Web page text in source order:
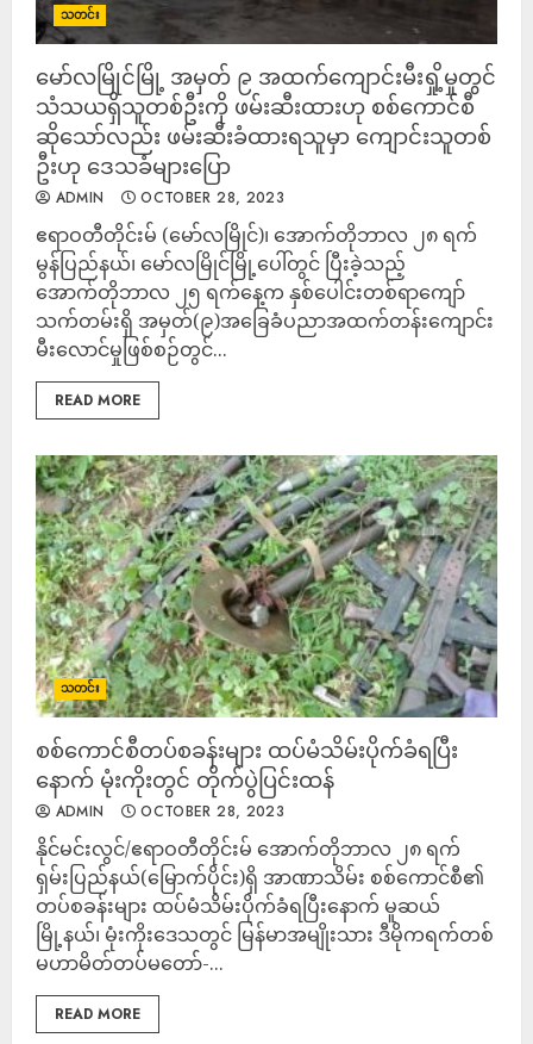
သတင်း
မော်လမြိုင်မြို့ အမှတ် ၉ အထက်ကျောင်းမီးရှို့မှုတွင်
သံသယရှိသူတစ်ဦးကို ဖမ်းဆီးထားဟု စစ်ကောင်စီ
ဆိုသော်လည်း ဖမ်းဆီးခံထားရသူမှာ ကျောင်းသူတစ်
ဦးဟု ဒေသခံများပြော
ADMIN OCTOBER 28, 2023
ဧရာဝတီတိုင်းမ် (မော်လမြိုင်)၊ အောက်တိုဘာလ ၂၈ ရက်
မွန်ပြည်နယ်၊ မော်လမြိုင်မြို့ပေါ်တွင် ပြီးခဲ့သည့်
အောက်တိုဘာလ ၂၅ ရက်နေ့က နှစ်ပေါင်းတစ်ရာကျော်
သက်တမ်းရှိ အမှတ်(၉)အခြေခံပညာအထက်တန်းကျောင်း
မီးလောင်မှုဖြစ်စဉ်တွင်...
READ MORE
သတင်း
စစ်ကောင်စီတပ်စခန်းများ ထပ်မံသိမ်းပိုက်ခံရပြီး
နောက် မုံးကိုးတွင် တိုက်ပွဲပြင်းထန်
ADMIN OCTOBER 28, 2023
နိုင်မင်းလွင်/ဧရာဝတီတိုင်းမ် အောက်တိုဘာလ ၂၈ ရက်
ရှမ်းပြည်နယ်(မြောက်ပိုင်း)ရှိ အာဏာသိမ်း စစ်ကောင်စီ၏
တပ်စခန်းများ ထပ်မံသိမ်းပိုက်ခံရပြီးနောက် မူဆယ်
မြို့နယ်၊ မုံးကိုးဒေသတွင် မြန်မာအမျိုးသား ဒီမိုကရက်တစ်
မဟာမိတ်တပ်မတော်-...
READ MORE